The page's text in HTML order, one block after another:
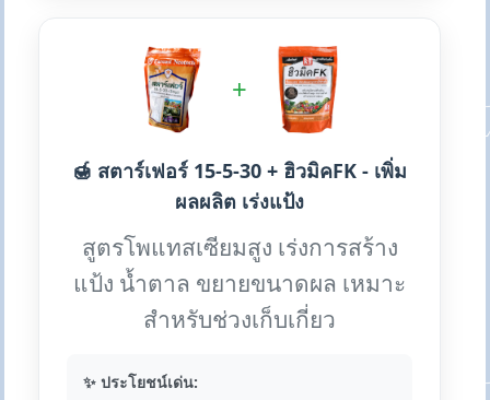
+
🍯 สตาร์เฟอร์ 15-5-30 + ฮิวมิคFK - เพิ่ม
ผลผลิต เร่งแป้ง
สูตรโพแทสเซียมสูง เร่งการสร้าง
แป้ง น้ำตาล ขยายขนาดผล เหมาะ
สำหรับช่วงเก็บเกี่ยว
✨ ประโยชน์เด่น: